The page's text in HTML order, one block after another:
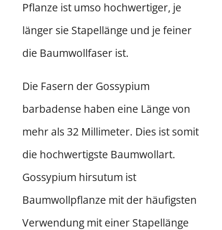
Pflanze ist umso hochwertiger, je
länger sie Stapellänge und je feiner
die Baumwollfaser ist.
Die Fasern der Gossypium
barbadense haben eine Länge von
mehr als 32 Millimeter. Dies ist somit
die hochwertigste Baumwollart.
Gossypium hirsutum ist
Baumwollpflanze mit der häufigsten
Verwendung mit einer Stapellänge